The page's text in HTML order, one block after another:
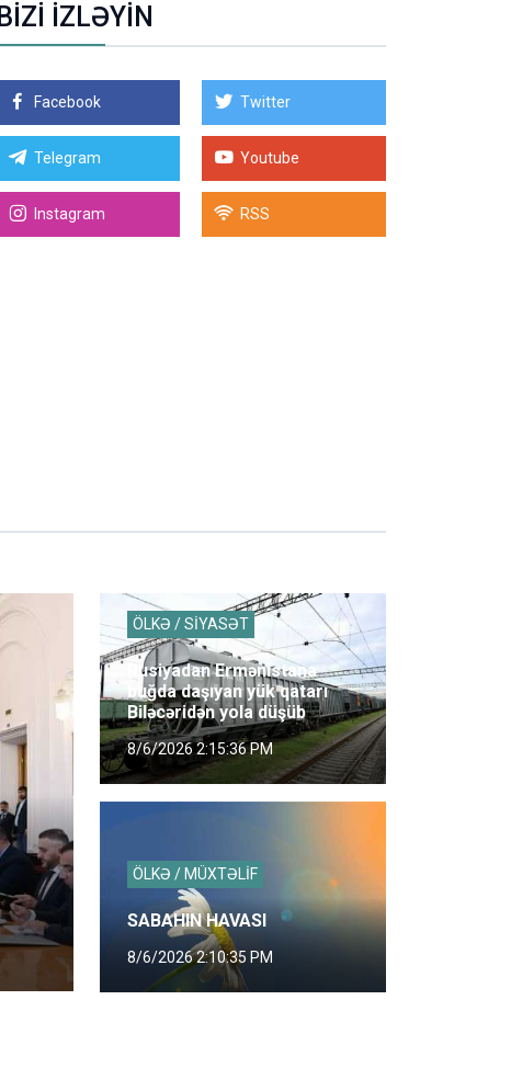
BİZİ İZLƏYİN
Facebook Twitter
Telegram Youtube
Instagram RSS
ÖLKƏ / SİYASƏT
Rusiyadan Ermənistana
buğda daşıyan yük qatarı
Biləcəridən yola düşüb
8/6/2026 2:15:36 PM
ÖLKƏ / MÜXTƏLİF
SABAHIN HAVASI
8/6/2026 2:10:35 PM